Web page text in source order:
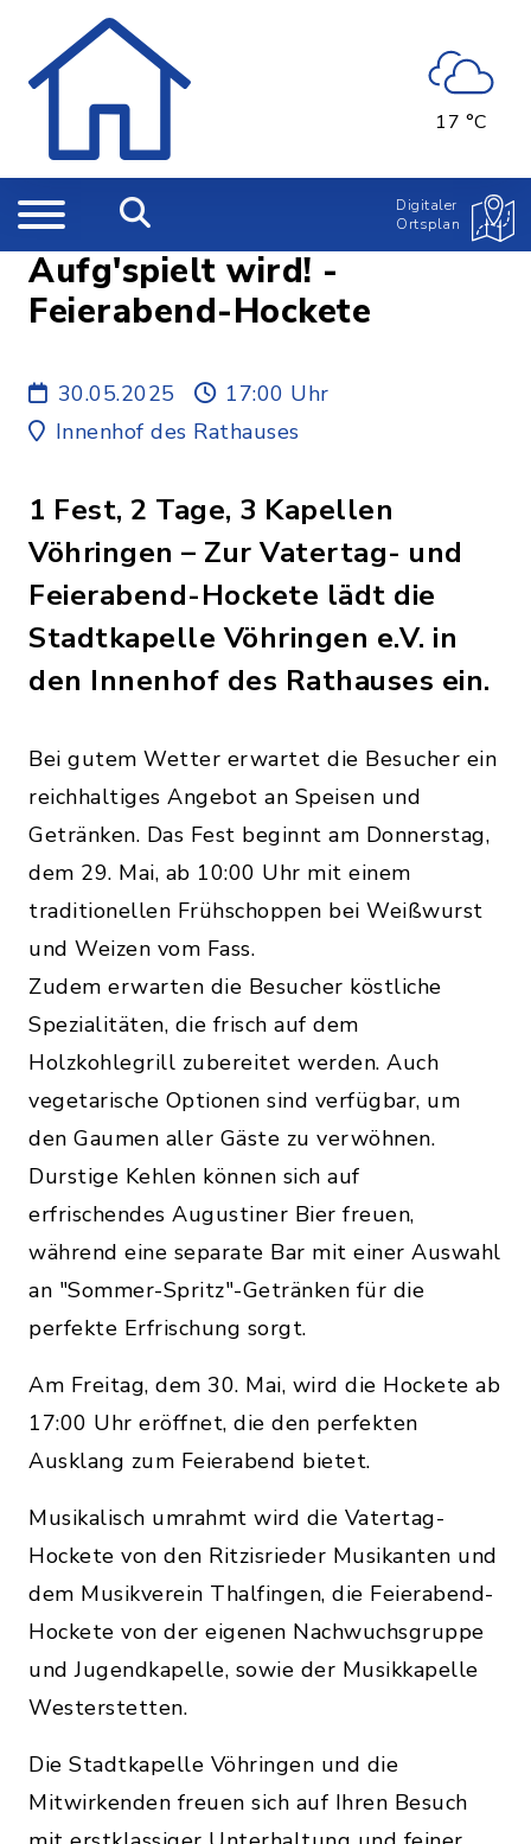
17 °C
Digitaler
Ortsplan
Aufg'spielt wird! -
Feierabend-Hockete
30.05.2025
17:00 Uhr
Innenhof des Rathauses
1 Fest, 2 Tage, 3 Kapellen
Vöhringen – Zur Vatertag- und
Feierabend-Hockete lädt die
Stadtkapelle Vöhringen e.V. in
den Innenhof des Rathauses ein.
Bei gutem Wetter erwartet die Besucher ein
reichhaltiges Angebot an Speisen und
Getränken. Das Fest beginnt am Donnerstag,
dem 29. Mai, ab 10:00 Uhr mit einem
traditionellen Frühschoppen bei Weißwurst
und Weizen vom Fass.
Zudem erwarten die Besucher köstliche
Spezialitäten, die frisch auf dem
Holzkohlegrill zubereitet werden. Auch
vegetarische Optionen sind verfügbar, um
den Gaumen aller Gäste zu verwöhnen.
Durstige Kehlen können sich auf
erfrischendes Augustiner Bier freuen,
während eine separate Bar mit einer Auswahl
an "Sommer-Spritz"-Getränken für die
perfekte Erfrischung sorgt.
Am Freitag, dem 30. Mai, wird die Hockete ab
17:00 Uhr eröffnet, die den perfekten
Ausklang zum Feierabend bietet.
Musikalisch umrahmt wird die Vatertag-
Hockete von den Ritzisrieder Musikanten und
dem Musikverein Thalfingen, die Feierabend-
Hockete von der eigenen Nachwuchsgruppe
und Jugendkapelle, sowie der Musikkapelle
Westerstetten.
Die Stadtkapelle Vöhringen und die
Mitwirkenden freuen sich auf Ihren Besuch